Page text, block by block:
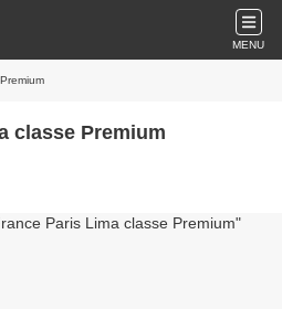
MENU
classe Premium